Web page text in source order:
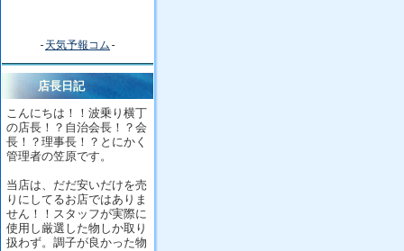
-天気予報コム -
店長日記
こんにちは！！波乗り横丁
の店長！？自治会長！？会
長！？理事長！？とにかく
管理者の笠原です。
当店は、だだ安いだけを売
りにしてるお店ではありま
せん！！スタッフが実際に
使用し厳選した物しか取り
扱わず。調子が良かった物